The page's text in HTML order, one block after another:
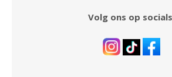
Volg ons op